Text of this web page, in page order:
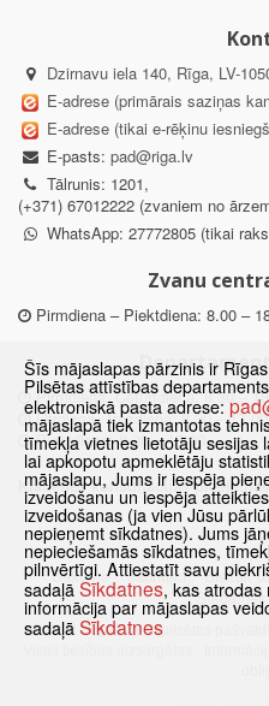
Dzirnavu iela 140, Rīga, LV-
E-adrese (primārais saziņas
E-adrese (tikai e-rēķinu
E-pasts: pad@riga.lv
Tālrunis: 1201,
(+371) 67012222 (zvaniem no
WhatsApp: 27772805 (tikai
Zvanu
Pirmdiena – Piektdiena: 8.00 –
Pirmdiena, Ceturtdiena: 8.30 –
Otrdiena, Trešdiena: 8.30 – 17.00
Piektdiena: 8.30 – 15.00
Klātienes konsultācijas
Sākums Jaunumi Biežāk
Sīkdatnes
© 2021 Rīgas valstspilsētas
Šīs mājaslapas pārzinis ir
Pilsētas attīstības
elektroniskā pasta adrese:
mājaslapā tiek izmantotas
tīmekļa vietnes lietotāju sesijas
lai apkopotu apmeklētāju
mājaslapu, Jums ir iespēja
izveidošanu un iespēja
izveidošanas (ja vien Jūsu
nepieņemt sīkdatnes). Jums
nepieciešamās sīkdatnes,
pilnvērtīgi. Attiestatīt savu
sadaļā Sīkdatnes, kas atrodas
informācija par mājaslapas
sadaļā Sīkdatnes